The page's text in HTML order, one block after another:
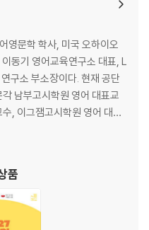
영문학 학사, 미국 오하이오
동기 영어교육연구소 대표, L
소 부소장이다. 현재 공단
남부고시학원 영어 대표교
, 이그잼고시학원 영어 대표
원을 지냈으며 미국 Mifflin E
공단기 영어 대표교수로
품